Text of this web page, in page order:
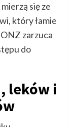
się ze
który łamie
zarzuca
do
leków i